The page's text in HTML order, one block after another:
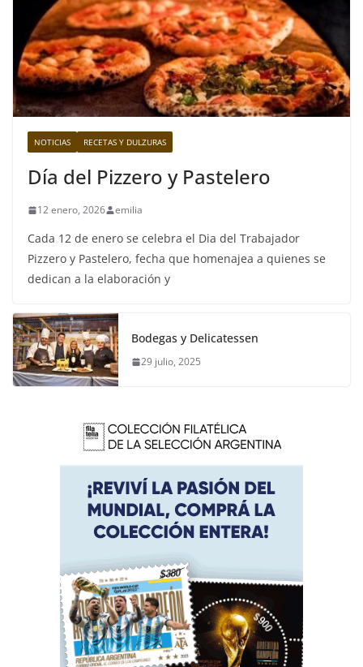
NOTICIAS RECETAS Y DULZURAS
Día del Pizzero y Pastelero
12 enero, 2026 emilia
Cada 12 de enero se celebra el Dia del Trabajador
Pizzero y Pastelero, fecha que homenajea a quienes se
dedican a la elaboración y
Bodegas y Delicatessen
29 julio, 2025